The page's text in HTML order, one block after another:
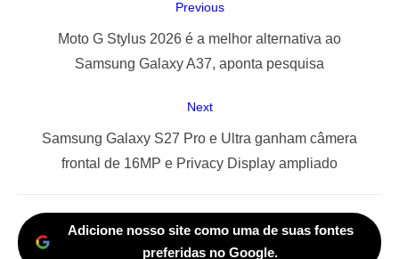
Previous
PreviousMoto G Stylus 2026 é a melhor alternativa ao
Samsung Galaxy A37, aponta pesquisa
Next
NextSamsung Galaxy S27 Pro e Ultra ganham câmera
frontal de 16MP e Privacy Display ampliado
Adicione nosso site como uma de suas fontes
preferidas no Google.